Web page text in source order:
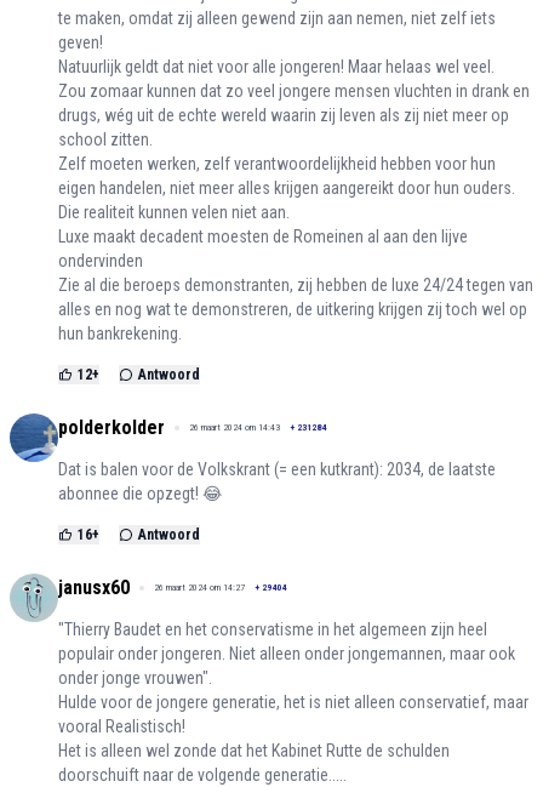
te maken, omdat zij alleen gewend zijn aan nemen, niet zelf iets
geven!
Natuurlijk geldt dat niet voor alle jongeren! Maar helaas wel veel.
Zou zomaar kunnen dat zo veel jongere mensen vluchten in drank en
drugs, wég uit de echte wereld waarin zij leven als zij niet meer op
school zitten.
Zelf moeten werken, zelf verantwoordelijkheid hebben voor hun
eigen handelen, niet meer alles krijgen aangereikt door hun ouders.
Die realiteit kunnen velen niet aan.
Luxe maakt decadent moesten de Romeinen al aan den lijve
ondervinden
Zie al die beroeps demonstranten, zij hebben de luxe 24/24 tegen van
alles en nog wat te demonstreren, de uitkering krijgen zij toch wel op
hun bankrekening.
12+ Antwoord
polderkolder 26 maart 2024 om 14:43 + 231284
Dat is balen voor de Volkskrant (= een kutkrant): 2034, de laatste
abonnee die opzegt! 😂
16+ Antwoord
janusx60 26 maart 2024 om 14:27 + 29404
"Thierry Baudet en het conservatisme in het algemeen zijn heel
populair onder jongeren. Niet alleen onder jongemannen, maar ook
onder jonge vrouwen".
Hulde voor de jongere generatie, het is niet alleen conservatief, maar
vooral Realistisch!
Het is alleen wel zonde dat het Kabinet Rutte de schulden
doorschuift naar de volgende generatie.....